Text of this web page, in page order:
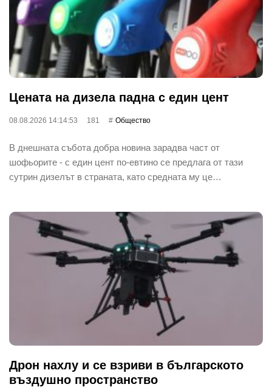
Цената на дизела падна с един цент
08.08.2026 14:14:53 181 Общество
В днешната събота добра новина зарадва част от
шофьорите - с един цент по-евтино се предлага от тази
сутрин дизелът в страната, като средната му це…
Дрон нахлу и се взриви в българското
въздушно пространство